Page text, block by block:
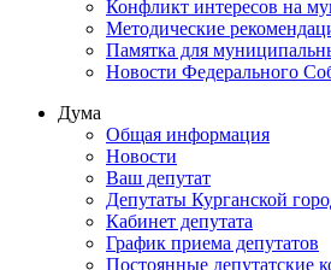
Конфликт интересов на
Методические
Памятка для
Новости Федерального
Дума
Общая информация
Новости
Ваш депутат
Депутаты Курганской
Кабинет депутата
График приема депутатов
Постоянные депутатские